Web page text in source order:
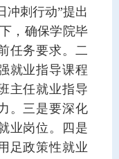
冲刺行动”提出
，确保学院毕
任务要求。二
就业指导课程
主任就业指导
。三是要深化
业岗位。四是
足政策性就业